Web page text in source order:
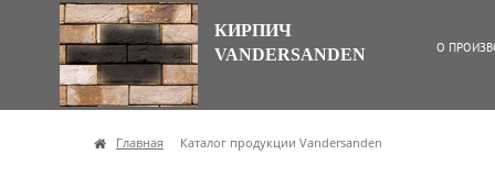
КИРПИЧ
VANDERSANDEN
О
Главная Каталог продукции Vandersanden